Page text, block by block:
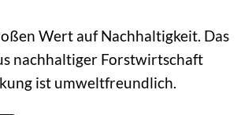
Wert auf Nachhaltigkeit. Das
nachhaltiger Forstwirtschaft
ist umweltfreundlich.